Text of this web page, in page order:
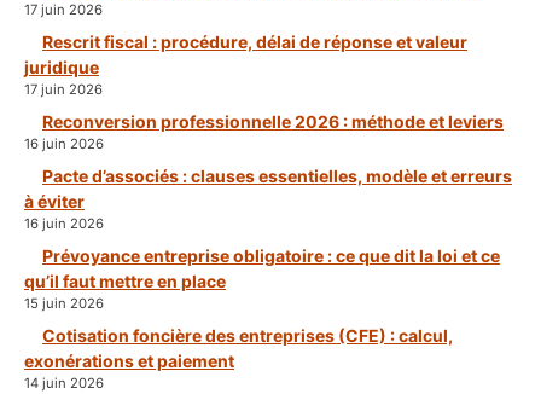
17 juin 2026
Rescrit fiscal : procédure, délai de réponse et valeur
juridique
17 juin 2026
Reconversion professionnelle 2026 : méthode et leviers
16 juin 2026
Pacte d’associés : clauses essentielles, modèle et erreurs
à éviter
16 juin 2026
Prévoyance entreprise obligatoire : ce que dit la loi et ce
qu’il faut mettre en place
15 juin 2026
Cotisation foncière des entreprises (CFE) : calcul,
exonérations et paiement
14 juin 2026